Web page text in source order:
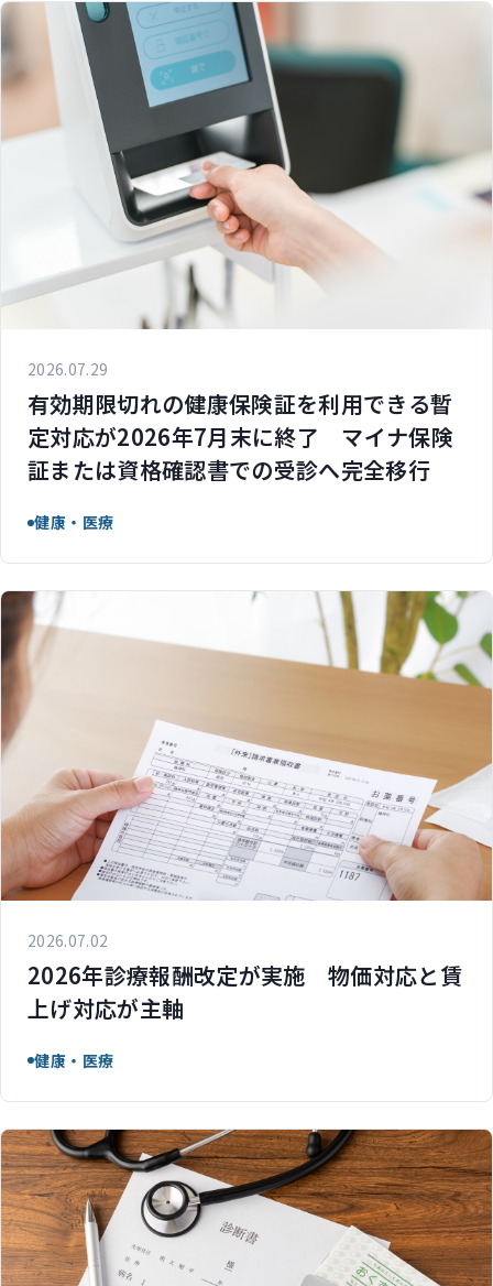
2026.07.29
有効期限切れの健康保険証を利用できる暫
定対応が2026年7月末に終了 マイナ保険
証または資格確認書での受診へ完全移行
健康・医療
2026.07.02
2026年診療報酬改定が実施 物価対応と賃
上げ対応が主軸
健康・医療